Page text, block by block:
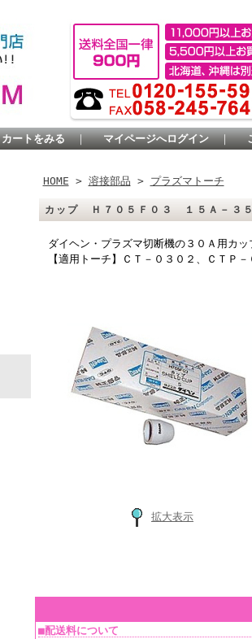
カートをみる ｜ マイページへログイン ｜
HOME > 溶接部品 > プラズマトーチ
カップ Ｈ７０５Ｆ０３ １５Ａ－３
ダイヘン・プラズマ切断機の３０Ａ用カッ
【適用トーチ】ＣＴ－０３０２、ＣＴＰ
拡大表示
■配送料について